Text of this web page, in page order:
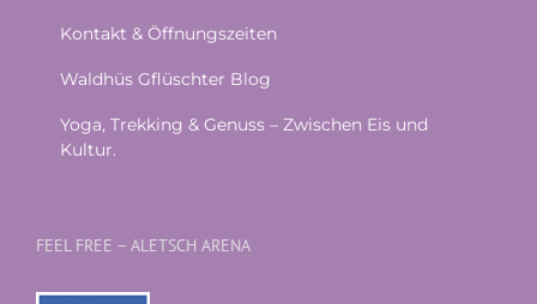
Kontakt & Öffnungszeiten
Waldhüs Gflüschter Blog
Yoga, Trekking & Genuss – Zwischen Eis und
Kultur.
FEEL FREE – ALETSCH ARENA